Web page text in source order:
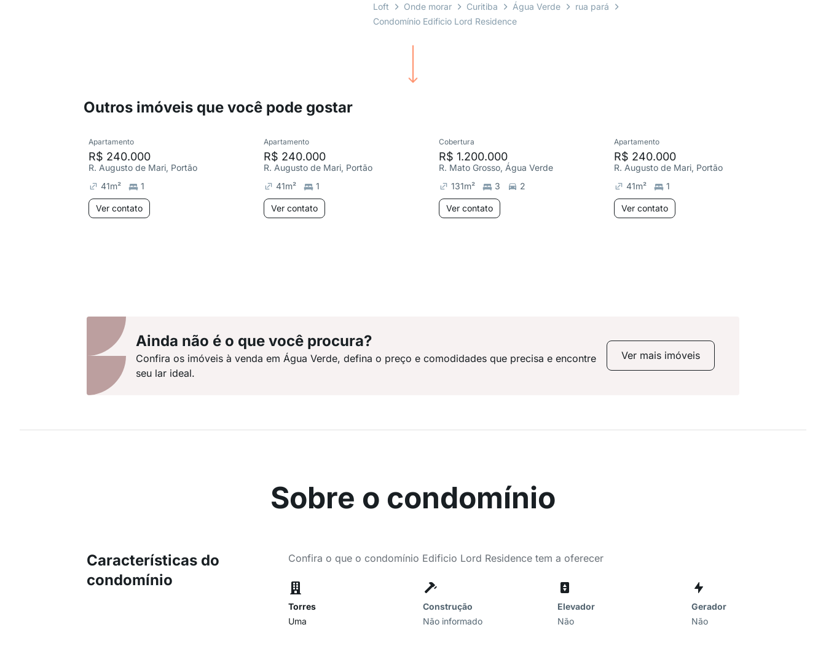
Loft Onde morar Curitiba Água Verde
rua pará
Condomínio Edificio Lord Residence
Outros imóveis que você pode gostar
Apartamento
R$ 240.000
R. Augusto de Mari, Portão
41m² 1
Ver contato
Apartamento
R$ 240.000
R. Augusto de Mari, Portão
41m² 1
Ver contato
Cobertura
R$ 1.200.000
R. Mato Grosso, Água Verde
131m² 3 2
Ver contato
Apartamento
R$ 240.000
R. Augusto de Mari, Portão
41m² 1
Ver contato
Ainda não é o que você procura?
Confira os imóveis à venda em Água Verde, defina o preço e comodidades que precisa e encontre
seu lar ideal.
Ver mais imóveis
Sobre o condomínio
Características do
condomínio
Confira o que o condomínio Edificio Lord Residence tem a oferecer
Torres
Uma
Construção
Não informado
Elevador
Não
Gerador
Não